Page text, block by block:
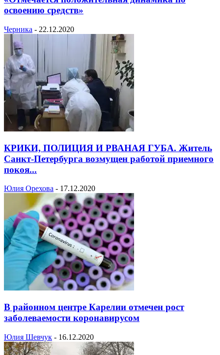
освоению средств»
Черника - 22.12.2020
КРИКИ, ПОЛИЦИЯ И РВАНАЯ ГУБА. Житель
Санкт-Петербурга возмущен работой приемного
покоя...
Юлия Орехова - 17.12.2020
В районном центре Карелии отмечен рост
заболеваемости коронавирусом
Юлия Шевчук - 16.12.2020